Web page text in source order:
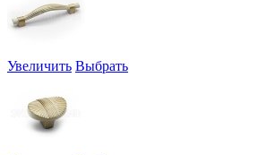
Увеличить Выбрать